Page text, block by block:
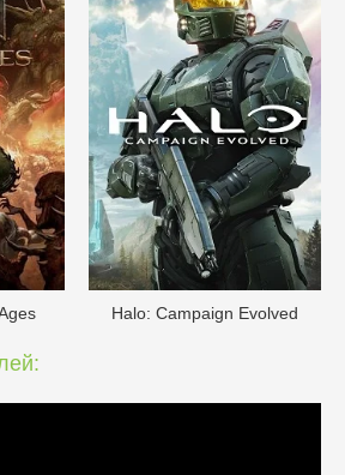
Halo: Campaign Evolved